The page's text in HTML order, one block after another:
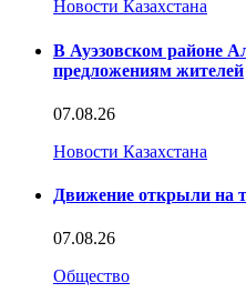
Новости Казахстана
В Ауэзовском районе
предложениям жителей
07.08.26
Новости Казахстана
Движение открыли на
07.08.26
Общество